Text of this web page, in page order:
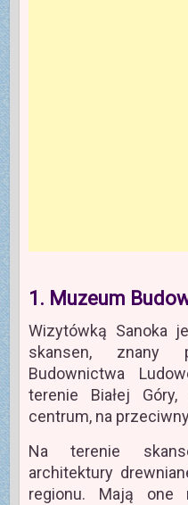
1. Muzeum
Wizytówką Sanoka
skansen, znany
Budownictwa
terenie Białej
centrum, na
Na terenie
architektury
regionu. Mają one